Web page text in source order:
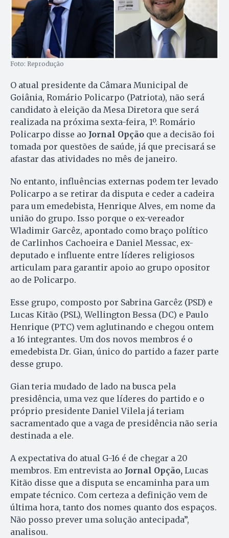
Foto: Reprodução
O atual presidente da Câmara Municipal de
Goiânia, Romário Policarpo (Patriota), não será
candidato à eleição da Mesa Diretora que será
realizada na próxima sexta-feira, 1º. Romário
Policarpo disse ao Jornal Opção que a decisão foi
tomada por questões de saúde, já que precisará se
afastar das atividades no mês de janeiro.
No entanto, influências externas podem ter levado
Policarpo a se retirar da disputa e ceder a cadeira
para um emedebista, Henrique Alves, em nome da
união do grupo. Isso porque o ex-vereador
Wladimir Garcêz, apontado como braço político
de Carlinhos Cachoeira e Daniel Messac, ex-
deputado e influente entre líderes religiosos
articulam para garantir apoio ao grupo opositor
ao de Policarpo.
Esse grupo, composto por Sabrina Garcêz (PSD) e
Lucas Kitão (PSL), Wellington Bessa (DC) e Paulo
Henrique (PTC) vem aglutinando e chegou ontem
a 16 integrantes. Um dos novos membros é o
emedebista Dr. Gian, único do partido a fazer parte
desse grupo.
Gian teria mudado de lado na busca pela
presidência, uma vez que líderes do partido e o
próprio presidente Daniel Vilela já teriam
sacramentado que a vaga de presidência não seria
destinada a ele.
A expectativa do atual G-16 é de chegar a 20
membros. Em entrevista ao Jornal Opção, Lucas
Kitão disse que a disputa se encaminha para um
empate técnico. Com certeza a definição vem de
última hora, tanto dos nomes quanto dos espaços.
Não posso prever uma solução antecipada”,
analisou.